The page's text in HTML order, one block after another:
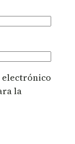
electrónico
la